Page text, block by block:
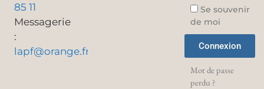
85 11
Messagerie
:
lapf@orange.fr
Se souvenir
de moi
Connexion
Mot de passe
perdu ?